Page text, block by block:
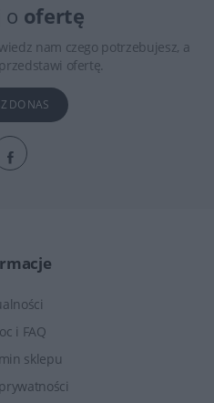
o ofertę
nam czego potrzebujesz, a
ofertę.
DO NAS
i FAQ
sklepu